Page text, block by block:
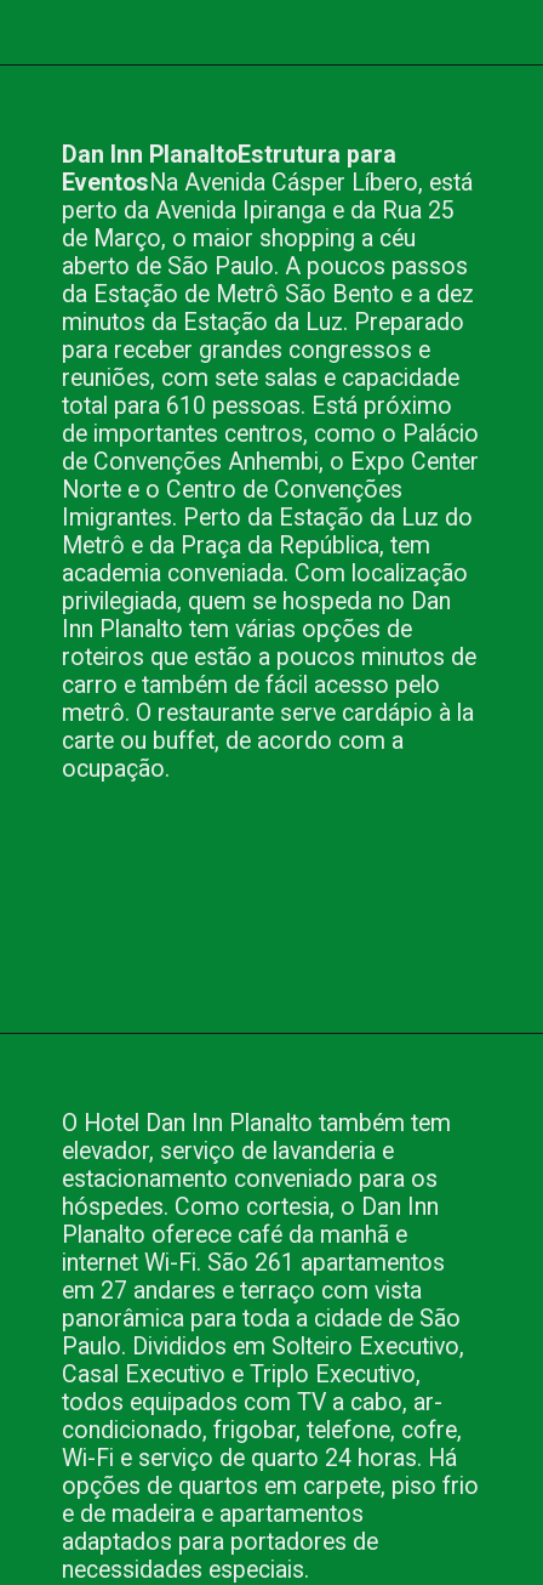
Dan Inn PlanaltoEstrutura para
EventosNa Avenida Cásper Líbero, está
perto da Avenida Ipiranga e da Rua 25
de Março, o maior shopping a céu
aberto de São Paulo. A poucos passos
da Estação de Metrô São Bento e a dez
minutos da Estação da Luz. Preparado
para receber grandes congressos e
reuniões, com sete salas e capacidade
total para 610 pessoas. Está próximo
de importantes centros, como o Palácio
de Convenções Anhembi, o Expo Center
Norte e o Centro de Convenções
Imigrantes. Perto da Estação da Luz do
Metrô e da Praça da República, tem
academia conveniada. Com localização
privilegiada, quem se hospeda no Dan
Inn Planalto tem várias opções de
roteiros que estão a poucos minutos de
carro e também de fácil acesso pelo
metrô. O restaurante serve cardápio à la
carte ou buffet, de acordo com a
ocupação.
O Hotel Dan Inn Planalto também tem
elevador, serviço de lavanderia e
estacionamento conveniado para os
hóspedes. Como cortesia, o Dan Inn
Planalto oferece café da manhã e
internet Wi-Fi. São 261 apartamentos
em 27 andares e terraço com vista
panorâmica para toda a cidade de São
Paulo. Divididos em Solteiro Executivo,
Casal Executivo e Triplo Executivo,
todos equipados com TV a cabo, ar-
condicionado, frigobar, telefone, cofre,
Wi-Fi e serviço de quarto 24 horas. Há
opções de quartos em carpete, piso frio
e de madeira e apartamentos
adaptados para portadores de
necessidades especiais.